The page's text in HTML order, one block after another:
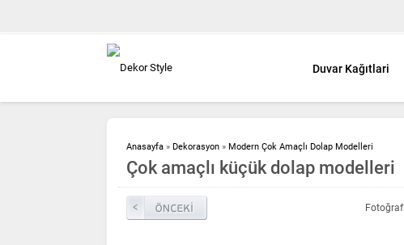
Duvar Kağıtlari
Anasayfa » Dekorasyon » Modern Çok Amaçlı Dolap Modelleri
Çok amaçlı küçük dolap modelleri